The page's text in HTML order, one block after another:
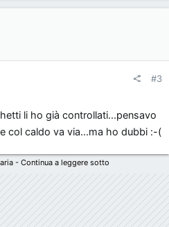
#3
li ho già controllati...pensavo
col caldo va via...ma ho dubbi :-(
- Continua a leggere sotto